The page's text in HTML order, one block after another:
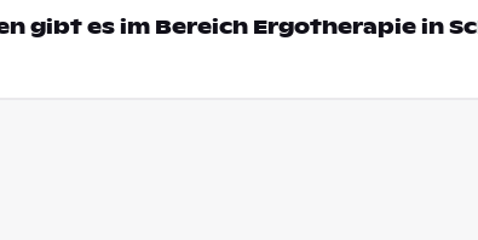
gibt es im Bereich Ergotherapie in